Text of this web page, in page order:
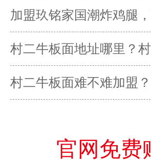
加盟玖铭家国潮炸鸡腿
村二牛板面地址哪里？
村二牛板面难不难加盟
官网免费